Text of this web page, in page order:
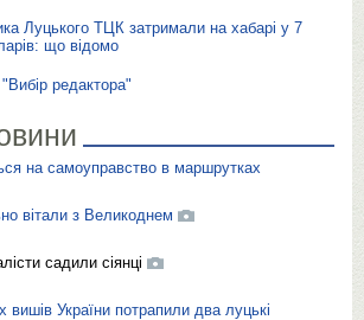
Луцького ТЦК затримали на хабарі у 7
що відомо
редактора"
на самоуправство в маршрутках
вітали з Великоднем
садили сіянці
вишів України потрапили два луцькі